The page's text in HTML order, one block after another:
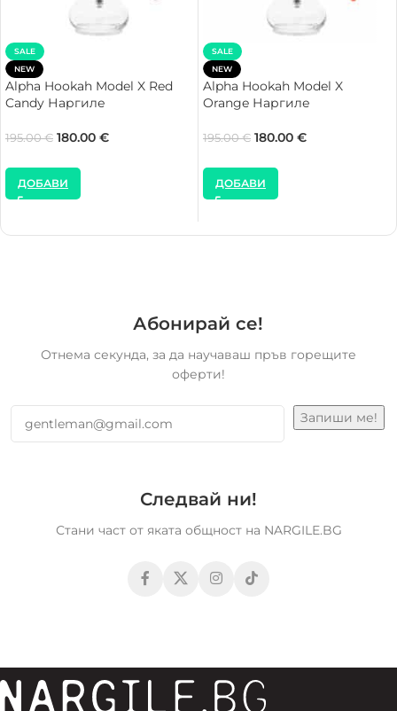
SALE
NEW
Alpha Hookah Model X Red
Candy Наргиле
195.00€ 180.00 €
ДОБАВИ
SALE
NEW
Alpha Hookah Model X
Orange Наргиле
195.00€ 180.00 €
ДОБАВИ
Абонирай се!
Отнема секунда, за да научаваш пръв горещите
оферти!
Следвай ни!
Стани част от яката общност на NARGILE.BG